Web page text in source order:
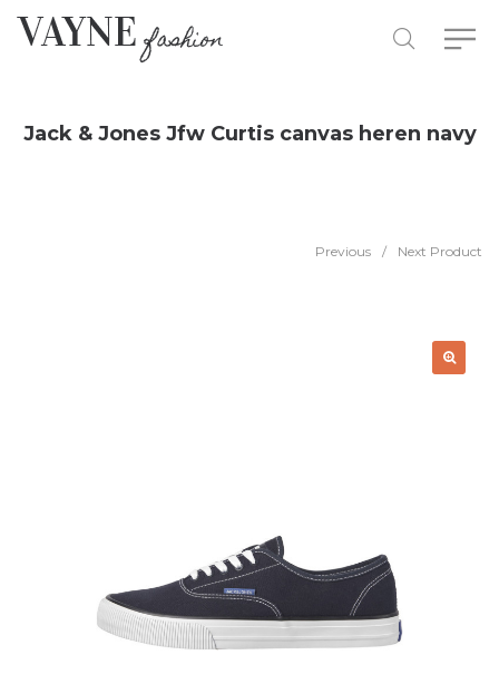
Jack & Jones Jfw Curtis canvas heren navy
Previous / Next Product